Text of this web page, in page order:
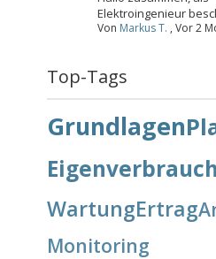
Elektroingenieur
Von Markus T. , Vor 2
Top-Tags
Grundlagen
Eigenverbrauch
WartungErtrag
Monitoring